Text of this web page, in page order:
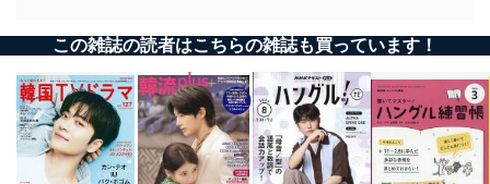
この雑誌の読者はこちらの雑誌も買っています！